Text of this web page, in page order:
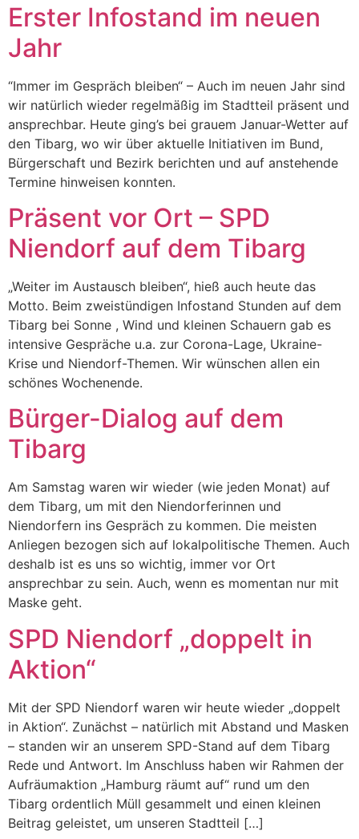
Erster Infostand im neuen
Jahr
“Immer im Gespräch bleiben“ – Auch im neuen Jahr sind
wir natürlich wieder regelmäßig im Stadtteil präsent und
ansprechbar. Heute ging’s bei grauem Januar-Wetter auf
den Tibarg, wo wir über aktuelle Initiativen im Bund,
Bürgerschaft und Bezirk berichten und auf anstehende
Termine hinweisen konnten.
Präsent vor Ort – SPD
Niendorf auf dem Tibarg
„Weiter im Austausch bleiben“, hieß auch heute das
Motto. Beim zweistündigen Infostand Stunden auf dem
Tibarg bei Sonne , Wind und kleinen Schauern gab es
intensive Gespräche u.a. zur Corona-Lage, Ukraine-
Krise und Niendorf-Themen. Wir wünschen allen ein
schönes Wochenende.
Bürger-Dialog auf dem
Tibarg
Am Samstag waren wir wieder (wie jeden Monat) auf
dem Tibarg, um mit den Niendorferinnen und
Niendorfern ins Gespräch zu kommen. Die meisten
Anliegen bezogen sich auf lokalpolitische Themen. Auch
deshalb ist es uns so wichtig, immer vor Ort
ansprechbar zu sein. Auch, wenn es momentan nur mit
Maske geht.
SPD Niendorf „doppelt in
Aktion“
Mit der SPD Niendorf waren wir heute wieder „doppelt
in Aktion“. Zunächst – natürlich mit Abstand und Masken
– standen wir an unserem SPD-Stand auf dem Tibarg
Rede und Antwort. Im Anschluss haben wir Rahmen der
Aufräumaktion „Hamburg räumt auf“ rund um den
Tibarg ordentlich Müll gesammelt und einen kleinen
Beitrag geleistet, um unseren Stadtteil […]